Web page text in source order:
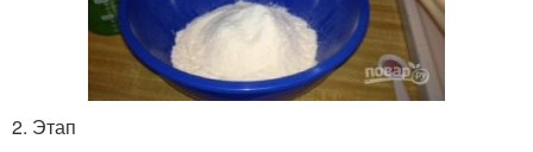
2. Этап